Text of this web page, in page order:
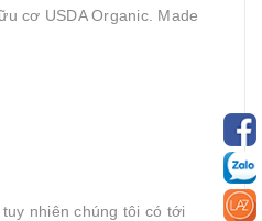
cơ USDA Organic. Made
nhiên chúng tôi có tới